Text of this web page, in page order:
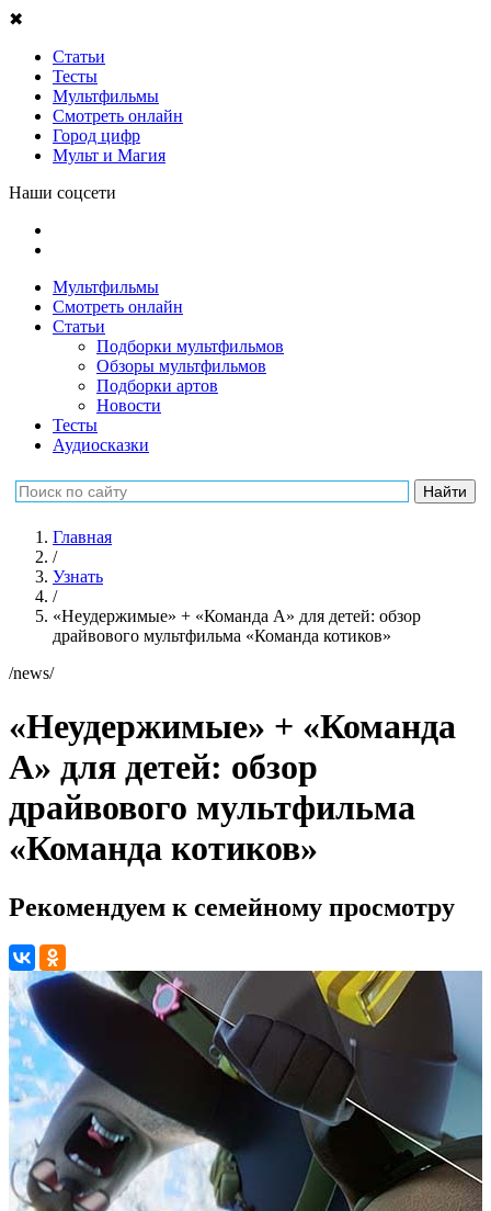
✖
Статьи
Тесты
Мультфильмы
Смотреть онлайн
Город цифр
Мульт и Магия
Наши соцсети
Мультфильмы
Смотреть онлайн
Статьи
Подборки мультфильмов
Обзоры мультфильмов
Подборки артов
Новости
Тесты
Аудиосказки
Главная
/
Узнать
/
«Неудержимые» + «Команда А» для детей: обзор
драйвового мультфильма «Команда котиков»
/news/
«Неудержимые» + «Команда
А» для детей: обзор
драйвового мультфильма
«Команда котиков»
Рекомендуем к семейному просмотру